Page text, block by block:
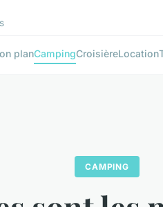
planCampingCroisièreLocation
CAMPING